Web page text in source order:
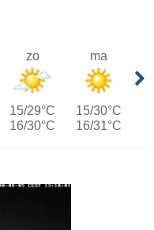
zo
15/29°C
16/30°C
ma
15/30°C
16/31°C